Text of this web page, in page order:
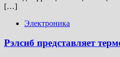
[…]
Электроника
Рэлсиб представляет